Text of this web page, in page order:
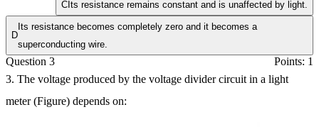
CIts resistance remains constant and is unaffected by light.
D
Its resistance becomes completely zero and it becomes a
superconducting wire.
Question 3
Points: 1
3. The voltage produced by the voltage divider circuit in a light
meter (Figure) depends on: